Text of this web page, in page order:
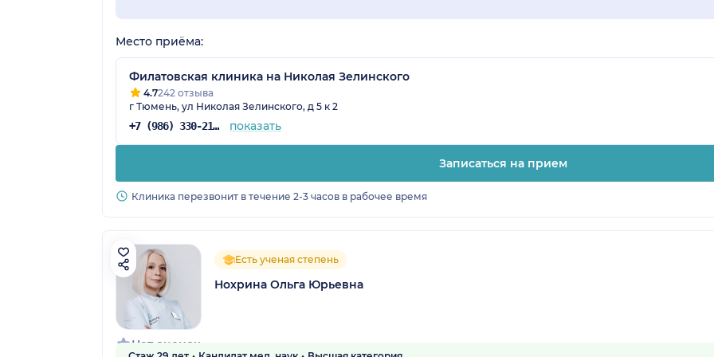
Место приёма:
Филатовская клиника на Николая Зелинского
4.7242 отзыва
г Тюмень, ул Николая Зелинского, д 5 к 2
+7 (986) 330-21-67 показать
Записаться на прием
Клиника перезвонит в течение 2-3 часов в рабочее время
Нет оценок
Есть ученая степень
Нохрина Ольга Юрьевна